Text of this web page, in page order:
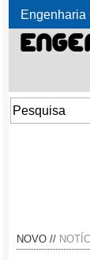
Engenharia
NOVO //